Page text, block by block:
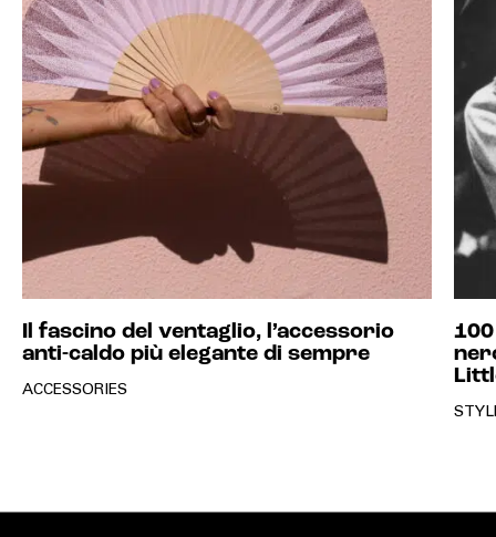
Il fascino del ventaglio, l’accessorio
anti-caldo più elegante di sempre
ACCESSORIES